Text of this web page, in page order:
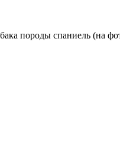
породы спаниель (на